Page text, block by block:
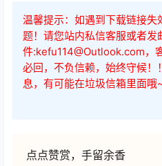
温馨提示：如遇到下载链接失
题！请您站内私信客服或者发
件:kefu114@Outlook.com，
必回，不负信赖，始终守候
息，有可能在垃圾信箱里面哦
点点赞赏，手留余香